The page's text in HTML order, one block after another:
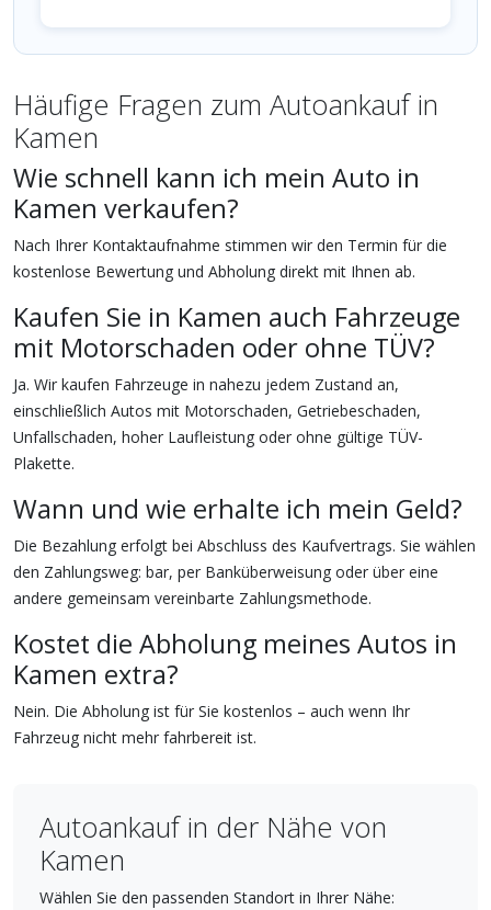
Häufige Fragen zum Autoankauf in
Kamen
Wie schnell kann ich mein Auto in
Kamen verkaufen?
Nach Ihrer Kontaktaufnahme stimmen wir den Termin für die
kostenlose Bewertung und Abholung direkt mit Ihnen ab.
Kaufen Sie in Kamen auch Fahrzeuge
mit Motorschaden oder ohne TÜV?
Ja. Wir kaufen Fahrzeuge in nahezu jedem Zustand an,
einschließlich Autos mit Motorschaden, Getriebeschaden,
Unfallschaden, hoher Laufleistung oder ohne gültige TÜV-
Plakette.
Wann und wie erhalte ich mein Geld?
Die Bezahlung erfolgt bei Abschluss des Kaufvertrags. Sie wählen
den Zahlungsweg: bar, per Banküberweisung oder über eine
andere gemeinsam vereinbarte Zahlungsmethode.
Kostet die Abholung meines Autos in
Kamen extra?
Nein. Die Abholung ist für Sie kostenlos – auch wenn Ihr
Fahrzeug nicht mehr fahrbereit ist.
Autoankauf in der Nähe von
Kamen
Wählen Sie den passenden Standort in Ihrer Nähe: